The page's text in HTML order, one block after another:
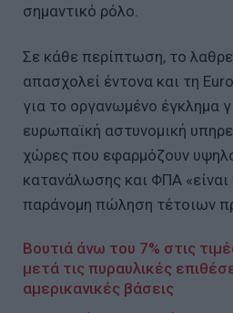
σημαντικό ρόλο.
Σε κάθε περίπτωση, το
απασχολεί έντονα και τη
για το οργανωμένο έγκλημα
ευρωπαϊκή αστυνομική
χώρες που εφαρμόζουν
κατανάλωσης και ΦΠΑ
παράνομη πώληση τέτοιων
Βουτιά άνω του 7% στις
μετά τις πυραυλικές
αμερικανικές βάσεις